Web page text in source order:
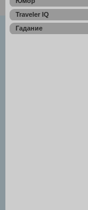
Traveler IQ
Гадание